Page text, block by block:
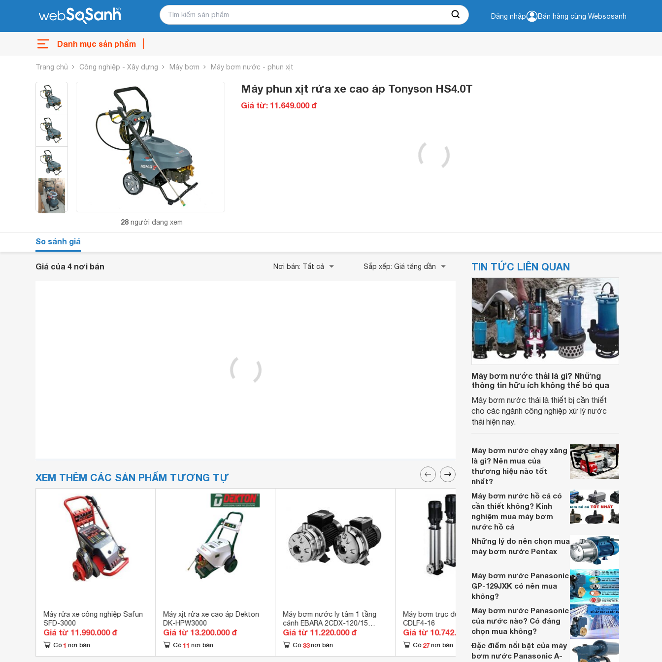
Đăng nhập Bán hàng cùng Websosanh
Danh mục sản phẩm
Trang chủ Công nghiệp - Xây dựng Máy bơm Máy bơm nước - phun xịt
28 người đang xem
Máy phun xịt rửa xe cao áp Tonyson HS4.0T
Giá từ: 11.649.000 đ
So sánh giá
Giá của 4 nơi bán Nơi bán: Tất cả Sắp xếp: Giá tăng dần
XEM THÊM CÁC SẢN PHẨM TƯƠNG TỰ
Máy rửa xe công nghiệp Safun
SFD-3000
Giá từ 11.990.000 đ
Có 1 nơi bán
Máy xịt rửa xe cao áp Dekton
DK-HPW3000
Giá từ 13.200.000 đ
Có 11 nơi bán
Máy bơm nước ly tâm 1 tầng
cánh EBARA 2CDX-120/15
1.5HP
Giá từ 11.220.000 đ
Có 33 nơi bán
Máy bơm trục đứng CNP
CDLF4-16
Giá từ 10.742.600 đ
Có 27 nơi bán
Máy phun rửa cao áp chuyên
nghiệp tự ngắt 3kW Jeeplus
JPS-J1030
Giá từ 12.523.500 đ
Có 8 nơi bán
TIN TỨC LIÊN QUAN
Máy bơm nước thải là gì? Những
thông tin hữu ích không thể bỏ qua
Máy bơm nước thải là thiết bị cần thiết
cho các ngành công nghiệp xử lý nước
thải hiện nay.
Máy bơm nước chạy xăng
là gì? Nên mua của
thương hiệu nào tốt
nhất?
Máy bơm nước hồ cá có
cần thiết không? Kinh
nghiệm mua máy bơm
nước hồ cá
Những lý do nên chọn mua
máy bơm nước Pentax
Máy bơm nước Panasonic
GP-129JXK có nên mua
không?
Máy bơm nước Panasonic
của nước nào? Có đáng
chọn mua không?
Đặc điểm nổi bật của máy
bơm nước Panasonic A-